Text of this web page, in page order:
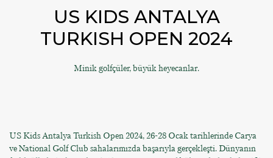
US KIDS ANTALYA
TURKISH OPEN 2024
Minik golfçüler, büyük heyecanlar.
US Kids Antalya Turkish Open 2024, 26-28 Ocak tarihlerinde Carya
ve National Golf Club sahalarımızda başarıyla gerçekleşti. Dünyanın